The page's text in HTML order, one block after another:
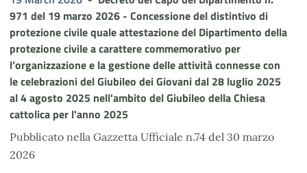
971 del 19 marzo 2026 - Concessione del distintivo di
protezione civile quale attestazione del Dipartimento della
protezione civile a carattere commemorativo per
l’organizzazione e la gestione delle attività connesse con
le celebrazioni del Giubileo dei Giovani dal 28 luglio 2025
al 4 agosto 2025 nell'ambito del Giubileo della Chiesa
cattolica per l'anno 2025
Pubblicato nella Gazzetta Ufficiale n.74 del 30 marzo
2026